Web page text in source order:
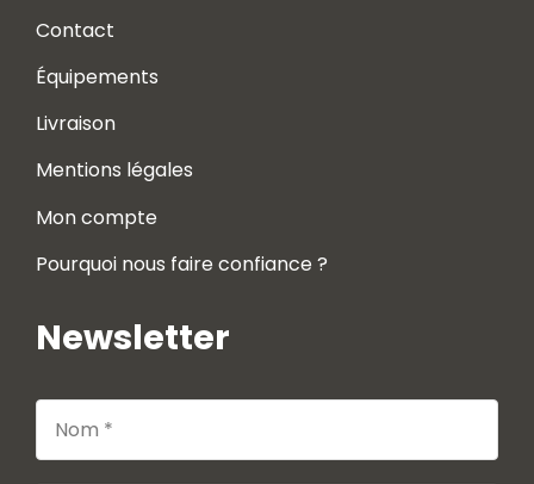
Contact
Équipements
Livraison
Mentions légales
Mon compte
Pourquoi nous faire confiance ?
Newsletter